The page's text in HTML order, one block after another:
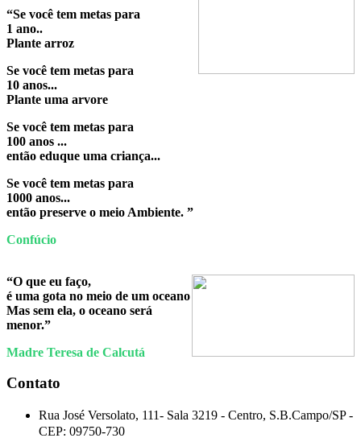
“Se você tem metas para
1 ano..
Plante arroz
Se você tem metas para
10 anos...
Plante uma arvore
Se você tem metas para
100 anos ...
então eduque uma criança...
Se você tem metas para
1000 anos...
então preserve o meio Ambiente. ”
Confúcio
“O que eu faço,
é uma gota no meio de um oceano
Mas sem ela, o oceano será
menor.”
Madre Teresa de Calcutá
Contato
Rua José Versolato, 111- Sala 3219 - Centro, S.B.Campo/SP -
CEP: 09750-730